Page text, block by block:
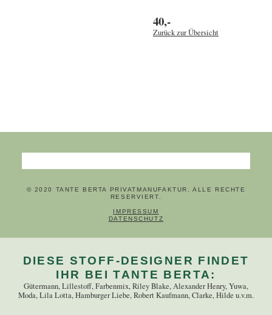
40,-
Zurück zur Übersicht
Suchbegriffe
© 2020 TANTE BERTA PRIVATMANUFAKTUR. ALLE RECHTE
RESERVIERT.
NAVIGATION ÜBERSPRINGEN
IMPRESSUM
DATENSCHUTZ
DIESE STOFF-DESIGNER FINDET
IHR BEI TANTE BERTA:
Gütermann, Lillestoff, Farbenmix, Riley Blake, Alexander Henry, Yuwa,
Moda, Lila Lotta, Hamburger Liebe, Robert Kaufmann, Clarke, Hilde u.v.m.